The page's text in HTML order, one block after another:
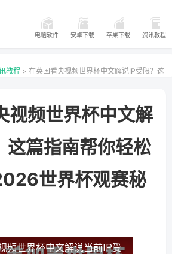
电脑软件 安卓下载 苹果下载 资讯教程
教程 > 在英国看央视频世界杯中文解说IP受限？这
视频世界杯中文解
这篇指南帮你轻松
世界杯观赛秘
频世界杯中文解说当前IP受